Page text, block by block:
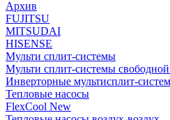
Архив
FUJITSU
MITSUDAI
HISENSE
Мульти сплит-системы
Мульти сплит-системы
Инверторные мультисплит-
Тепловые насосы
FlexCool New